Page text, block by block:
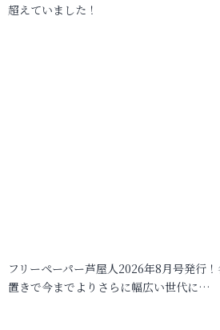
超えていました！
フリーペーパー芦屋人2026年8月号発行
置きで今までよりさらに幅広い世代に…